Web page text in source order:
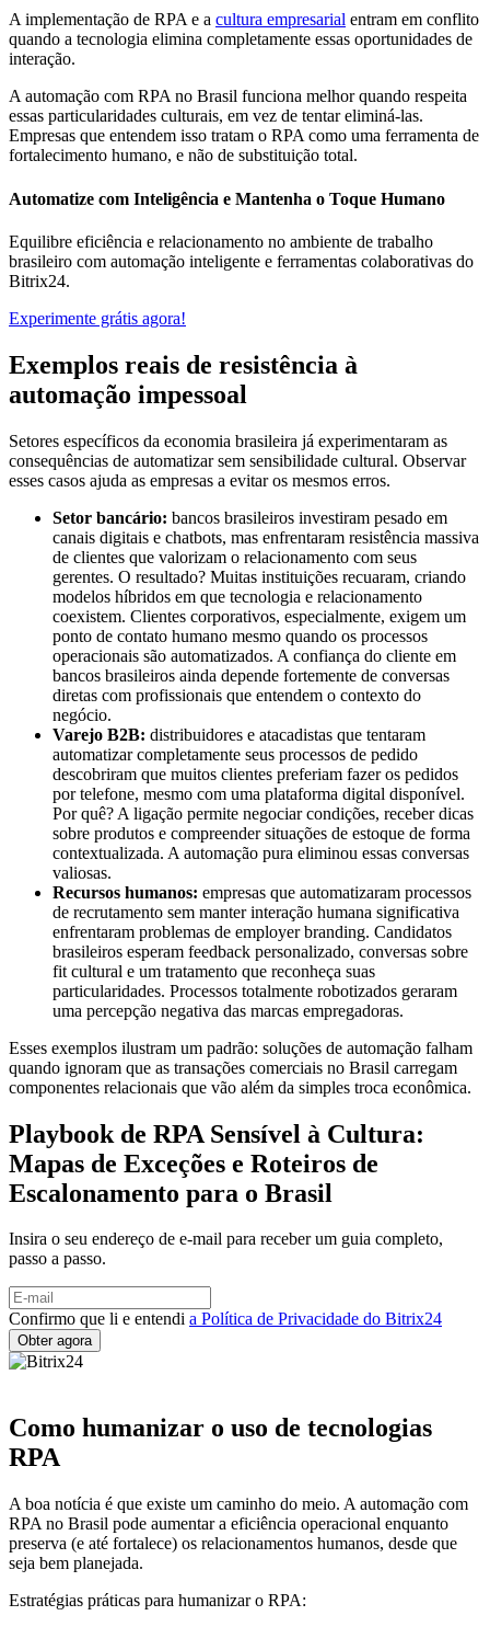
A implementação de RPA e a cultura empresarial entram em conflito
quando a tecnologia elimina completamente essas oportunidades de
interação.
A automação com RPA no Brasil funciona melhor quando respeita
essas particularidades culturais, em vez de tentar eliminá-las.
Empresas que entendem isso tratam o RPA como uma ferramenta de
fortalecimento humano, e não de substituição total.
Automatize com Inteligência e Mantenha o Toque Humano
Equilibre eficiência e relacionamento no ambiente de trabalho
brasileiro com automação inteligente e ferramentas colaborativas do
Bitrix24.
Experimente grátis agora!
Exemplos reais de resistência à
automação impessoal
Setores específicos da economia brasileira já experimentaram as
consequências de automatizar sem sensibilidade cultural. Observar
esses casos ajuda as empresas a evitar os mesmos erros.
Setor bancário: bancos brasileiros investiram pesado em
canais digitais e chatbots, mas enfrentaram resistência massiva
de clientes que valorizam o relacionamento com seus
gerentes. O resultado? Muitas instituições recuaram, criando
modelos híbridos em que tecnologia e relacionamento
coexistem. Clientes corporativos, especialmente, exigem um
ponto de contato humano mesmo quando os processos
operacionais são automatizados. A confiança do cliente em
bancos brasileiros ainda depende fortemente de conversas
diretas com profissionais que entendem o contexto do
negócio.
Varejo B2B: distribuidores e atacadistas que tentaram
automatizar completamente seus processos de pedido
descobriram que muitos clientes preferiam fazer os pedidos
por telefone, mesmo com uma plataforma digital disponível.
Por quê? A ligação permite negociar condições, receber dicas
sobre produtos e compreender situações de estoque de forma
contextualizada. A automação pura eliminou essas conversas
valiosas.
Recursos humanos: empresas que automatizaram processos
de recrutamento sem manter interação humana significativa
enfrentaram problemas de employer branding. Candidatos
brasileiros esperam feedback personalizado, conversas sobre
fit cultural e um tratamento que reconheça suas
particularidades. Processos totalmente robotizados geraram
uma percepção negativa das marcas empregadoras.
Esses exemplos ilustram um padrão: soluções de automação falham
quando ignoram que as transações comerciais no Brasil carregam
componentes relacionais que vão além da simples troca econômica.
Playbook de RPA Sensível à Cultura:
Mapas de Exceções e Roteiros de
Escalonamento para o Brasil
Insira o seu endereço de e-mail para receber um guia completo,
passo a passo.
Confirmo que li e entendi a Política de Privacidade do Bitrix24
Como humanizar o uso de tecnologias
RPA
A boa notícia é que existe um caminho do meio. A automação com
RPA no Brasil pode aumentar a eficiência operacional enquanto
preserva (e até fortalece) os relacionamentos humanos, desde que
seja bem planejada.
Estratégias práticas para humanizar o RPA: